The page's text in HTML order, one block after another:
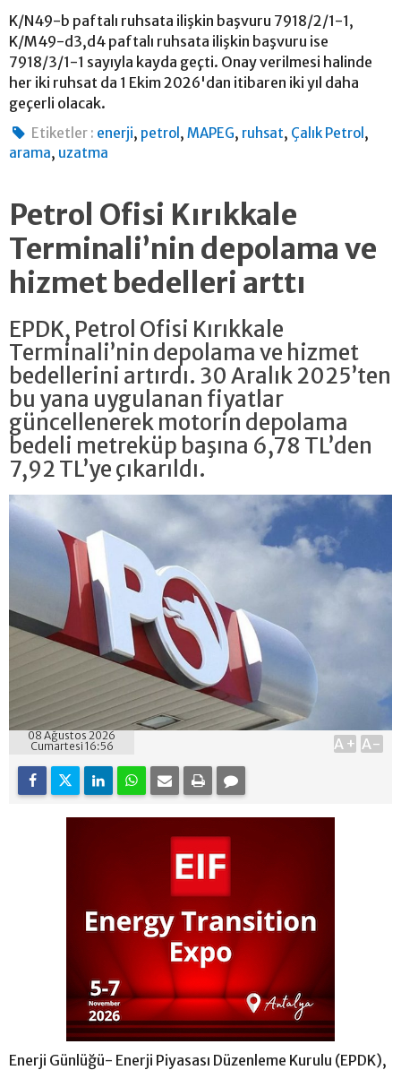
K/N49-b paftalı ruhsata ilişkin başvuru 7918/2/1-1,
K/M49-d3,d4 paftalı ruhsata ilişkin başvuru ise
7918/3/1-1 sayıyla kayda geçti. Onay verilmesi halinde
her iki ruhsat da 1 Ekim 2026'dan itibaren iki yıl daha
geçerli olacak.
Etiketler : enerji, petrol ,MAPEG, ruhsat, Çalık Petrol ,
arama, uzatma
Petrol Ofisi Kırıkkale
Terminali’nin depolama ve
hizmet bedelleri arttı
EPDK, Petrol Ofisi Kırıkkale
Terminali’nin depolama ve hizmet
bedellerini artırdı. 30 Aralık 2025’ten
bu yana uygulanan fiyatlar
güncellenerek motorin depolama
bedeli metreküp başına 6,78 TL’den
7,92 TL’ye çıkarıldı.
08 Ağustos 2026
Cumartesi 16:56
A+ A-
Enerji Günlüğü- Enerji Piyasası Düzenleme Kurulu (EPDK),